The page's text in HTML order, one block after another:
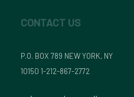
CONTACT US
P.O. BOX 789 NEW YORK, NY
10150 1-212-867-2772